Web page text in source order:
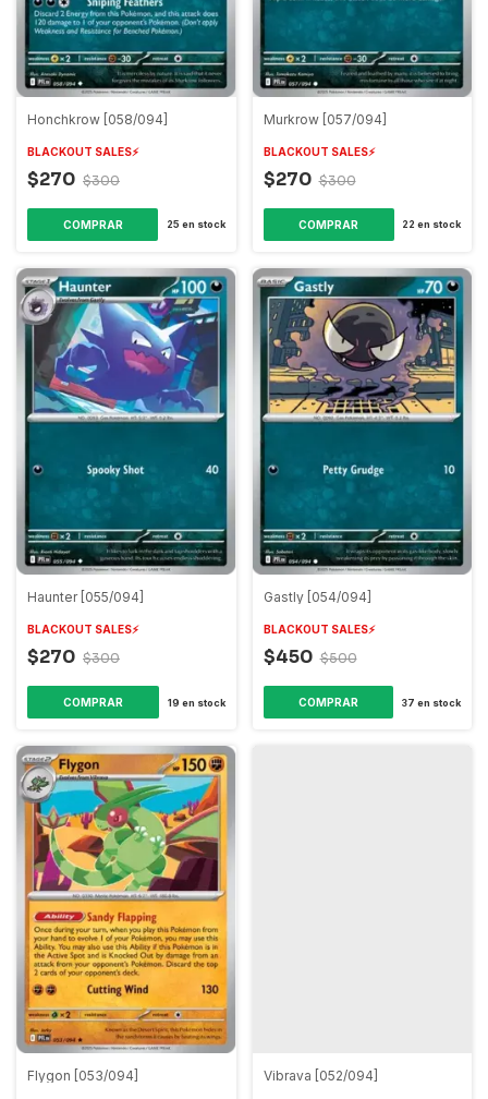
Honchkrow [058/094]
BLACKOUT SALES⚡️
$270 $300
COMPRAR 25 en stock
Murkrow [057/094]
BLACKOUT SALES⚡️
$270 $300
COMPRAR 22 en stock
Haunter [055/094]
BLACKOUT SALES⚡️
$270 $300
COMPRAR 19 en stock
Gastly [054/094]
BLACKOUT SALES⚡️
$450 $500
COMPRAR 37 en stock
Flygon [053/094] Vibrava [052/094]